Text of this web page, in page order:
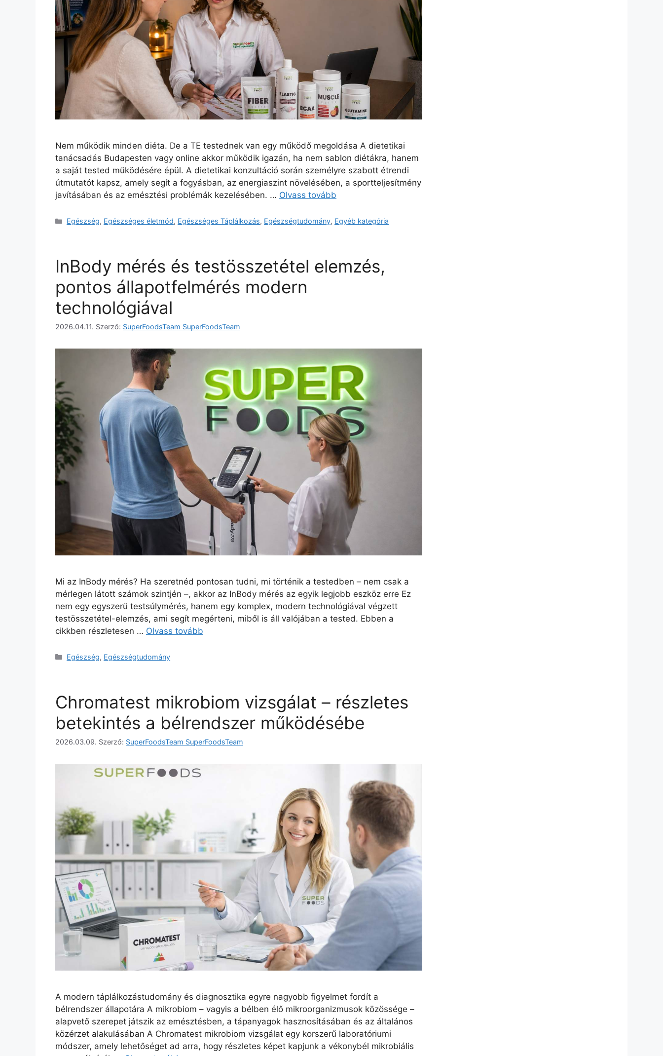
Nem működik minden diéta. De a TE testednek van egy működő megoldása A dietetikai
tanácsadás Budapesten vagy online akkor működik igazán, ha nem sablon diétákra, hanem
a saját tested működésére épül. A dietetikai konzultáció során személyre szabott étrendi
útmutatót kapsz, amely segít a fogyásban, az energiaszint növelésében, a sportteljesítmény
javításában és az emésztési problémák kezelésében. … Olvass tovább
Egészség, Egészséges életmód, Egészséges Táplálkozás, Egészségtudomány, Egyéb kategória
InBody mérés és testösszetétel elemzés,
pontos állapotfelmérés modern
technológiával
2026.04.11. Szerző: SuperFoodsTeam SuperFoodsTeam
Mi az InBody mérés? Ha szeretnéd pontosan tudni, mi történik a testedben – nem csak a
mérlegen látott számok szintjén –, akkor az InBody mérés az egyik legjobb eszköz erre Ez
nem egy egyszerű testsúlymérés, hanem egy komplex, modern technológiával végzett
testösszetétel-elemzés, ami segít megérteni, miből is áll valójában a tested. Ebben a
cikkben részletesen … Olvass tovább
Egészség, Egészségtudomány
Chromatest mikrobiom vizsgálat – részletes
betekintés a bélrendszer működésébe
2026.03.09. Szerző: SuperFoodsTeam SuperFoodsTeam
A modern táplálkozástudomány és diagnosztika egyre nagyobb figyelmet fordít a
bélrendszer állapotára A mikrobiom – vagyis a bélben élő mikroorganizmusok közössége –
alapvető szerepet játszik az emésztésben, a tápanyagok hasznosításában és az általános
közérzet alakulásában A Chromatest mikrobiom vizsgálat egy korszerű laboratóriumi
módszer, amely lehetőséget ad arra, hogy részletes képet kapjunk a vékonybél mikrobiális